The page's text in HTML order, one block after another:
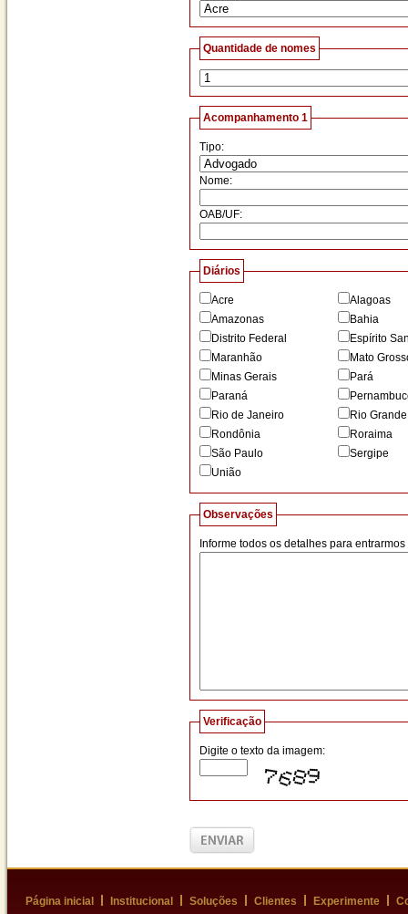
Quantidade de nomes
Acompanhamento 1
Tipo:
Nome:
OAB/UF:
Diários
Acre
Alagoas
Amazonas
Bahia
Distrito Federal
Espírito
Maranhão
Mato
Minas Gerais
Pará
Paraná
Rio de Janeiro
Rio
Rondônia
Roraima
São Paulo
Sergipe
União
Observações
Informe todos os detalhes para
Verificação
Digite o texto da imagem:
Página inicial Institucional Soluções Clientes Experimente